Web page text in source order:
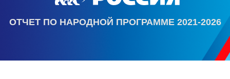
ОТЧЕТ ПО НАРОДНОЙ ПРОГРАММЕ 2021-2026